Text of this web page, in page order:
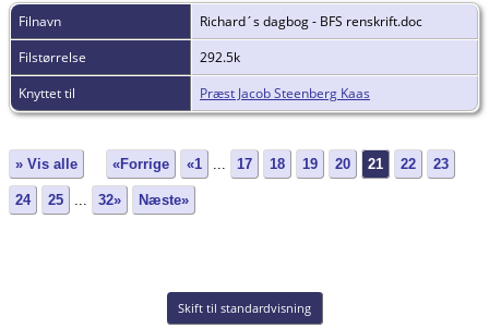
Filnavn
Richard´s dagbog - BFS renskrift.doc
Filstørrelse
292.5k
Knyttet til
Præst Jacob Steenberg Kaas
» Vis alle «Forrige «1 17 18 19 20 21 22 23
24 25 32» Næste»
Skift til standardvisning